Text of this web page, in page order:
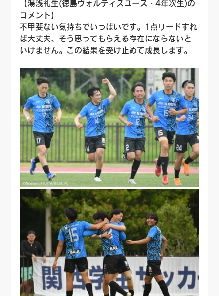
【湯浅礼生(徳島ヴォルティスユース ・4年次生)の
コメント】
不甲斐ない気持ちでいっぱいです。1点リードすれ
ば大丈夫、そう思ってもらえる存在にならないと
いけません。この結果を受け止めて成長します。